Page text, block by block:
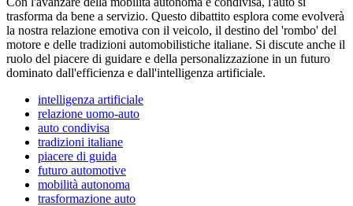
trasforma da bene a servizio. Questo dibattito esplora come evolverà
la nostra relazione emotiva con il veicolo, il destino del 'rombo' del
motore e delle tradizioni automobilistiche italiane. Si discute anche il
ruolo del piacere di guidare e della personalizzazione in un futuro
dominato dall'efficienza e dall'intelligenza artificiale.
intelligenza artificiale
relazione uomo-auto
auto condivisa
tradizioni italiane
piacere di guida
futuro automotive
mobilità autonoma
trasformazione auto